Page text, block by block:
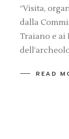
“Visita,
dalla
Traiano e ai
READ